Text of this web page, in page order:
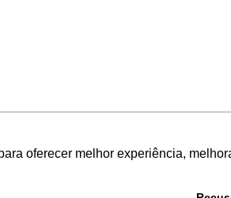
oferecer melhor experiência,